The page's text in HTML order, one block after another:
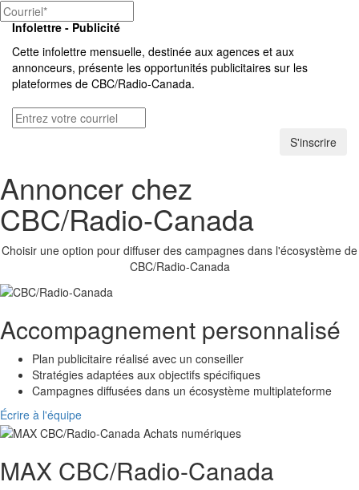
Infolettre - Publicité
Cette infolettre mensuelle, destinée aux agences et aux
annonceurs, présente les opportunités publicitaires sur les
plateformes de CBC/Radio-Canada.
S'inscrire
Annoncer chez
CBC/Radio-Canada
Choisir une option pour diffuser des campagnes dans l'écosystème de
CBC/Radio-Canada
Accompagnement personnalisé
Plan publicitaire réalisé avec un conseiller
Stratégies adaptées aux objectifs spécifiques
Campagnes diffusées dans un écosystème multiplateforme
Écrire à l'équipe
MAX CBC/Radio-Canada